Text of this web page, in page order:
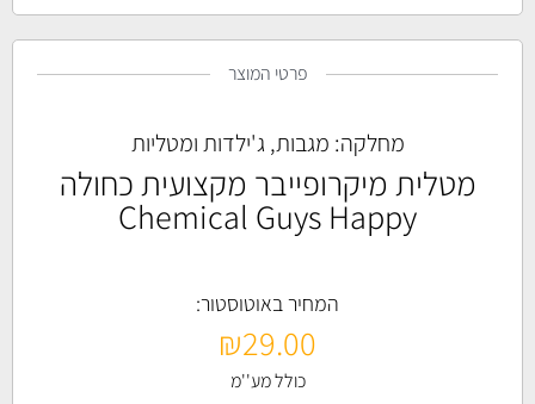
פרטי המוצר
מחלקה: מגבות, ג'ילדות ומטליות
מטלית מיקרופייבר מקצועית כחולה
Chemical Guys Happy
המחיר באוטוסטור:
₪29.00
כולל מע''מ